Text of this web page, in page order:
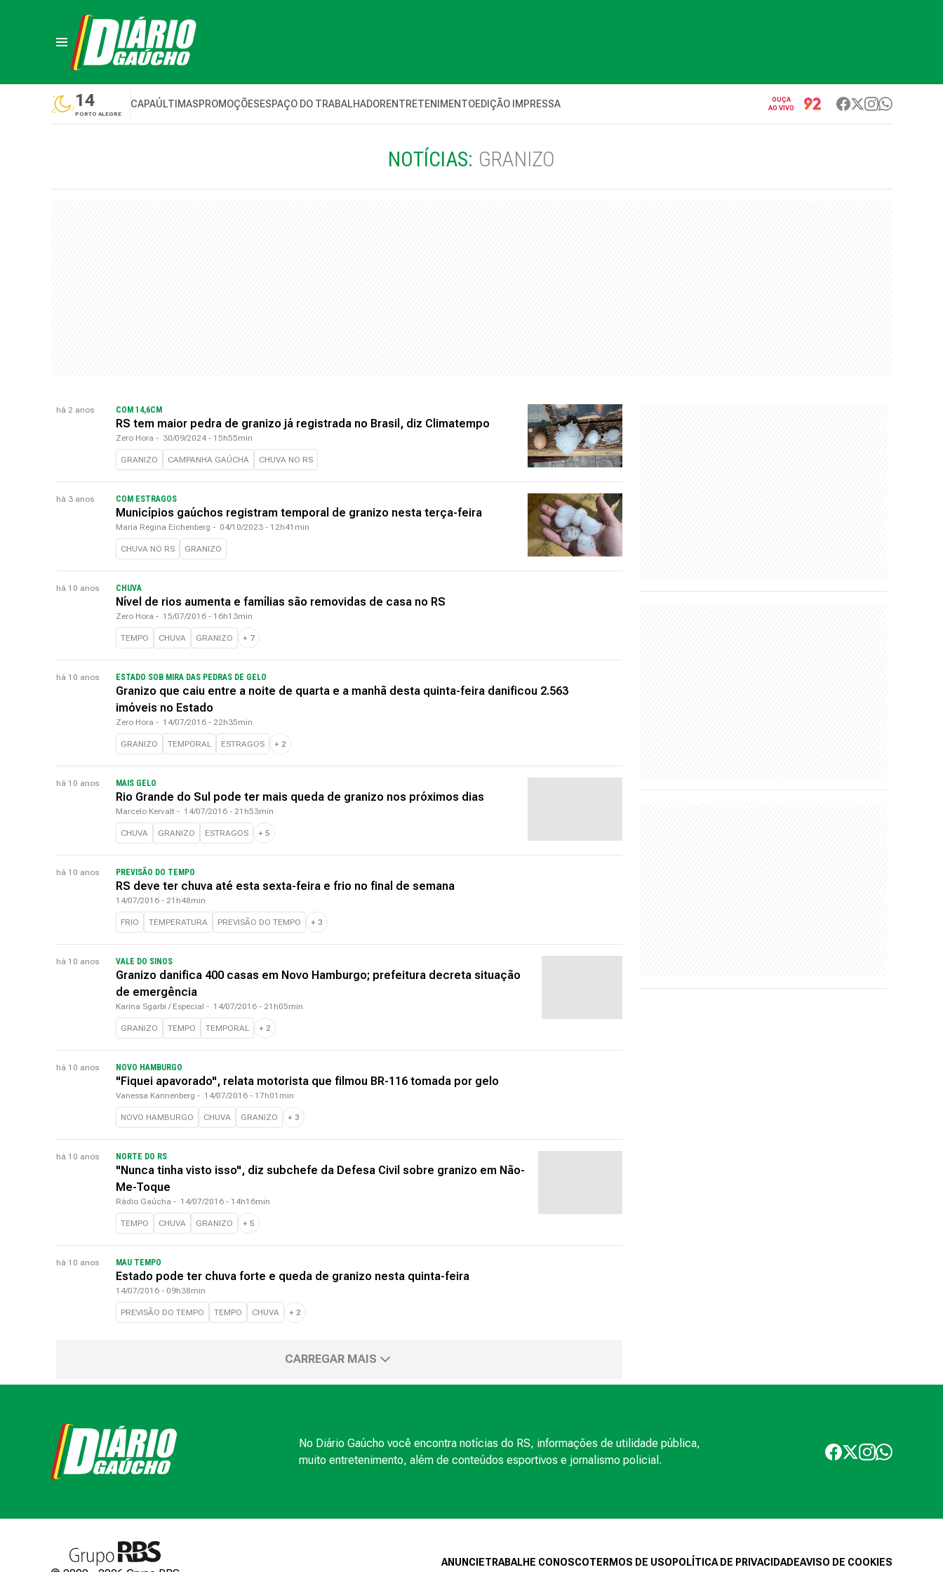
14
PORTO ALEGRE
CAPAÚLTIMASPROMOÇÕESESPAÇO DO TRABALHADORENTRETENIMENTOEDIÇÃO IMPRESSA
OUÇA
AO VIVO
NOTÍCIAS: GRANIZO
há 2 anos COM 14,6CM
RS tem maior pedra de granizo já registrada no Brasil, diz Climatempo
Zero Hora - 30/09/2024 - 15h55min
GRANIZO CAMPANHA GAÚCHA CHUVA NO RS
há 3 anos COM ESTRAGOS
Municípios gaúchos registram temporal de granizo nesta terça-feira
Maria Regina Eichenberg - 04/10/2023 - 12h41min
CHUVA NO RS GRANIZO
há 10 anos CHUVA
Nível de rios aumenta e famílias são removidas de casa no RS
Zero Hora - 15/07/2016 - 16h13min
TEMPO CHUVA GRANIZO + 7
há 10 anos ESTADO SOB MIRA DAS PEDRAS DE GELO
Granizo que caiu entre a noite de quarta e a manhã desta quinta-feira danificou 2.563
imóveis no Estado
Zero Hora - 14/07/2016 - 22h35min
GRANIZO TEMPORAL ESTRAGOS + 2
há 10 anos MAIS GELO
Rio Grande do Sul pode ter mais queda de granizo nos próximos dias
Marcelo Kervalt - 14/07/2016 - 21h53min
CHUVA GRANIZO ESTRAGOS + 5
há 10 anos PREVISÃO DO TEMPO
RS deve ter chuva até esta sexta-feira e frio no final de semana
14/07/2016 - 21h48min
FRIO TEMPERATURA PREVISÃO DO TEMPO + 3
há 10 anos VALE DO SINOS
Granizo danifica 400 casas em Novo Hamburgo; prefeitura decreta situação
de emergência
Karina Sgarbi / Especial - 14/07/2016 - 21h05min
GRANIZO TEMPO TEMPORAL + 2
há 10 anos NOVO HAMBURGO
"Fiquei apavorado", relata motorista que filmou BR-116 tomada por gelo
Vanessa Kannenberg - 14/07/2016 - 17h01min
NOVO HAMBURGO CHUVA GRANIZO + 3
há 10 anos NORTE DO RS
"Nunca tinha visto isso", diz subchefe da Defesa Civil sobre granizo em Não-
Me-Toque
Rádio Gaúcha - 14/07/2016 - 14h16min
TEMPO CHUVA GRANIZO + 5
há 10 anos MAU TEMPO
Estado pode ter chuva forte e queda de granizo nesta quinta-feira
14/07/2016 - 09h38min
PREVISÃO DO TEMPO TEMPO CHUVA + 2
CARREGAR MAIS
No Diário Gaúcho você encontra notícias do RS, informações de utilidade pública,
muito entretenimento, além de conteúdos esportivos e jornalismo policial.
ANUNCIETRABALHE CONOSCOTERMOS DE USO POLÍTICA DE PRIVACIDADEAVISO DE COOKIES